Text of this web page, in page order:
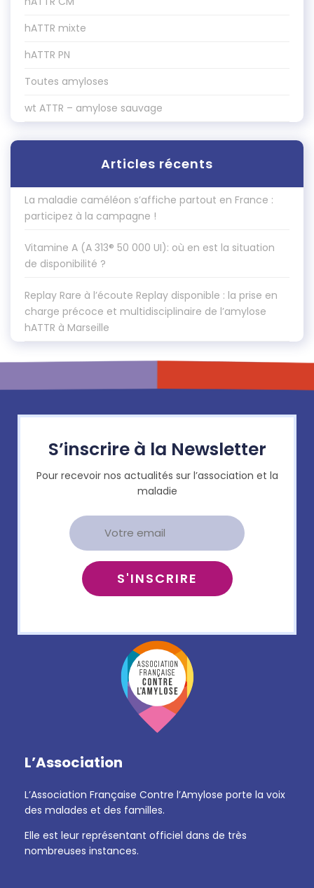
hATTR mixte
hATTR PN
Toutes amyloses
wt ATTR – amylose sauvage
Articles récents
La maladie caméléon s’affiche partout en France :
participez à la campagne !
Vitamine A (A 313® 50 000 UI): où en est la situation
de disponibilité ?
Replay Rare à l’écoute Replay disponible : la prise en
charge précoce et multidisciplinaire de l’amylose
hATTR à Marseille
S’inscrire à la Newsletter
Pour recevoir nos actualités sur l’association et la
maladie
L’Association
L’Association Française Contre l’Amylose porte la voix
des malades et des familles.
Elle est leur représentant officiel dans de très
nombreuses instances.